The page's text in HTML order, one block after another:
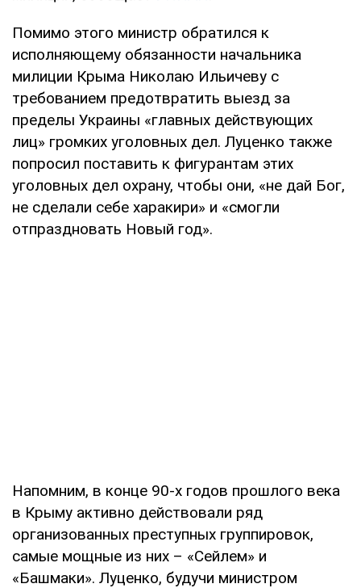
Помимо этого министр обратился к
исполняющему обязанности начальника
милиции Крыма Николаю Ильичеву с
требованием предотвратить выезд за
пределы Украины «главных действующих
лиц» громких уголовных дел. Луценко также
попросил поставить к фигурантам этих
уголовных дел охрану, чтобы они, «не дай Бог,
не сделали себе харакири» и «смогли
отпраздновать Новый год».
Напомним, в конце 90-х годов прошлого века
в Крыму активно действовали ряд
организованных преступных группировок,
самые мощные из них – «Сейлем» и
«Башмаки». Луценко, будучи министром